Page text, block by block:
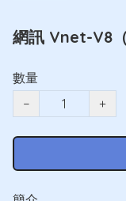
網訊 Vnet-V8
數量
−
+